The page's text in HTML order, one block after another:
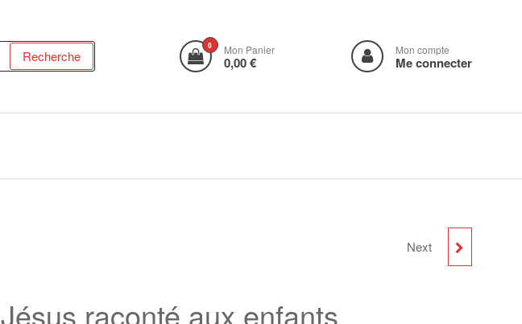
Recherche
0 Mon Panier
0,00 €
Mon compte
Me connecter
MAX - VIÊT-NAM 1967
Next
Jésus raconté aux enfants